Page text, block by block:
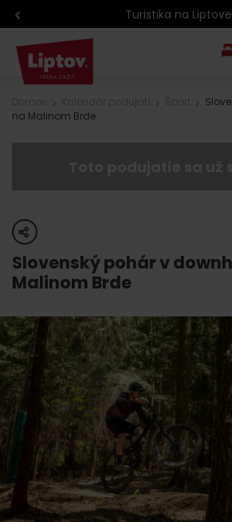
Turistika na Liptove
na Malinom Brde
share
Slovenský pohár v
Malinom Brde